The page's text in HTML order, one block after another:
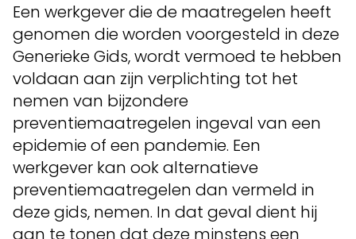
Een werkgever die de maatregelen heeft
genomen die worden voorgesteld in deze
Generieke Gids, wordt vermoed te hebben
voldaan aan zijn verplichting tot het
nemen van bijzondere
preventiemaatregelen ingeval van een
epidemie of een pandemie. Een
werkgever kan ook alternatieve
preventiemaatregelen dan vermeld in
deze gids, nemen. In dat geval dient hij
aan te tonen dat deze minstens een